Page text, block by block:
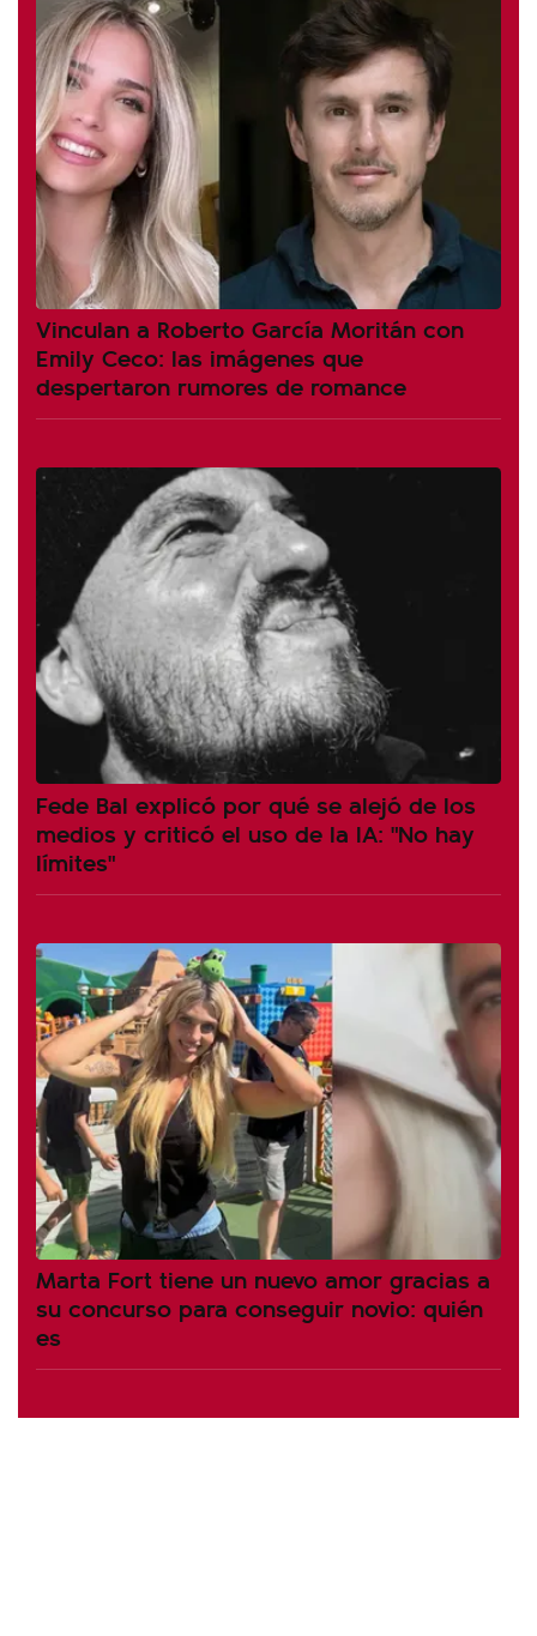
Vinculan a Roberto García Moritán con
Emily Ceco: las imágenes que
despertaron rumores de romance
Fede Bal explicó por qué se alejó de los
medios y criticó el uso de la IA: "No hay
límites"
Marta Fort tiene un nuevo amor gracias a
su concurso para conseguir novio: quién
es